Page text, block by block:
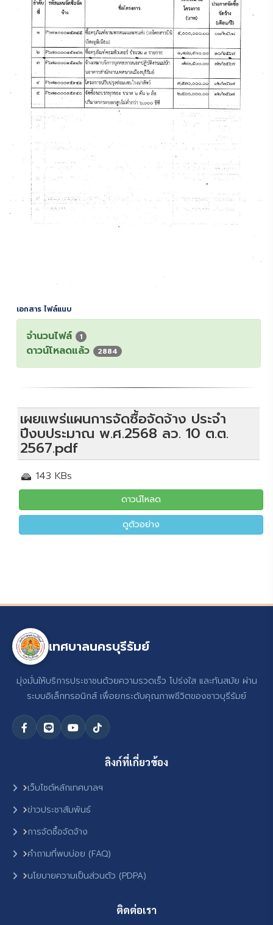
เอกสาร ไฟล์แนบ
จำนวนไฟล์ 1
ดาวน์โหลดแล้ว 2884
เผยแพร่แผนการจัดซื้อจัดจ้าง ประจำ
ปีงบประมาณ พ.ศ.2568 ลว. 10 ต.ต.
2567.pdf
143 KBs
ดาวน์โหลด
ดูตัวอย่าง
เทศบาลนครบุรีรัมย์
มุ่งมั่นให้บริการประชาชนด้วยความรวดเร็ว โปร่งใส และทันสมัย ผ่าน
ระบบอิเล็กทรอนิกส์ เพื่อยกระดับคุณภาพชีวิตของชาวบุรีรัมย์
ลิงก์ที่เกี่ยวข้อง
เว็บไซต์หลักเทศบาลฯ
ข่าวประชาสัมพันธ์
การจัดซื้อจัดจ้าง
คำถามที่พบบ่อย (FAQ)
นโยบายความเป็นส่วนตัว (PDPA)
ติดต่อเรา